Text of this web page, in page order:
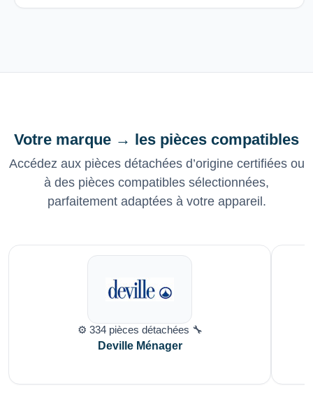
Votre marque → les pièces compatibles
Accédez aux pièces détachées d’origine certifiées ou
à des pièces compatibles sélectionnées,
parfaitement adaptées à votre appareil.
⚙️ 334 pièces détachées 🔧
Deville Ménager